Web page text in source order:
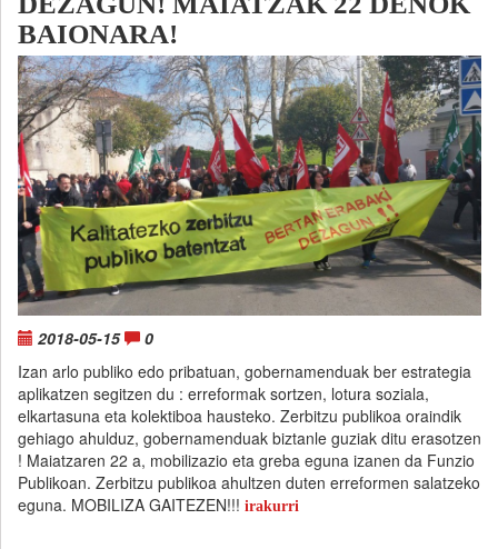
BAIONARA!
2018-05-15
0
Izan arlo publiko edo pribatuan, gobernamenduak ber estrategia
aplikatzen segitzen du : erreformak sortzen, lotura soziala,
elkartasuna eta kolektiboa hausteko. Zerbitzu publikoa oraindik
gehiago ahulduz, gobernamenduak biztanle guziak ditu erasotzen
! Maiatzaren 22 a, mobilizazio eta greba eguna izanen da Funzio
Publikoan. Zerbitzu publikoa ahultzen duten erreformen salatzeko
eguna. MOBILIZA GAITEZEN!!! irakurri